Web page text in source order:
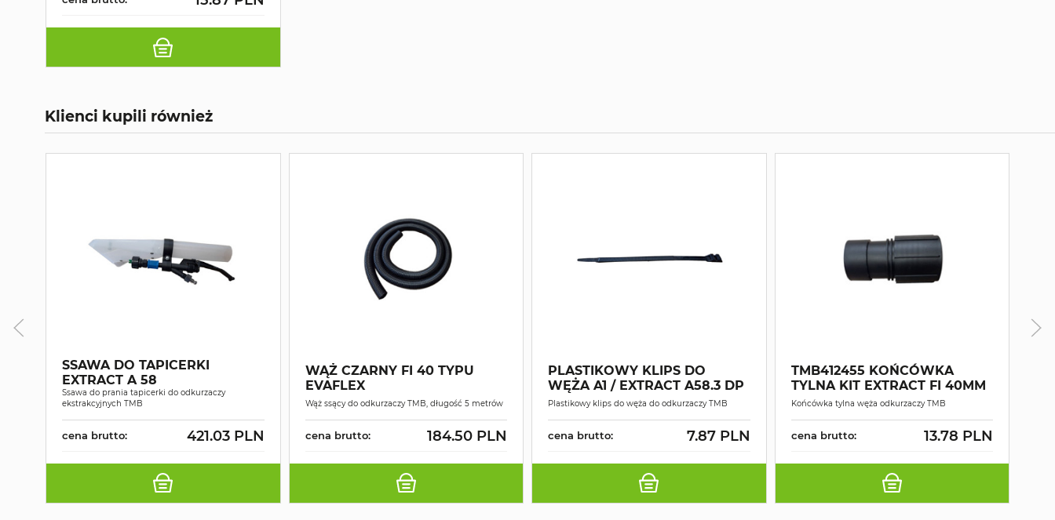
Klienci kupili również
SSAWA DO TAPICERKI
EXTRACT A 58
Ssawa do prania tapicerki do odkurzaczy
ekstrakcyjnych TMB
cena brutto: 421.03 PLN
WĄŻ CZARNY FI 40 TYPU
EVAFLEX
Wąż ssący do odkurzaczy TMB, długość 5 metrów
cena brutto: 184.50 PLN
PLASTIKOWY KLIPS DO
WĘŻA A1 / EXTRACT A58.3 DP
Plastikowy klips do węża do odkurzaczy TMB
cena brutto: 7.87 PLN
TMB412455 KOŃCÓWKA
TYLNA KIT EXTRACT FI 40MM
Końcówka tylna węża odkurzaczy TMB
cena brutto: 13.78 PLN